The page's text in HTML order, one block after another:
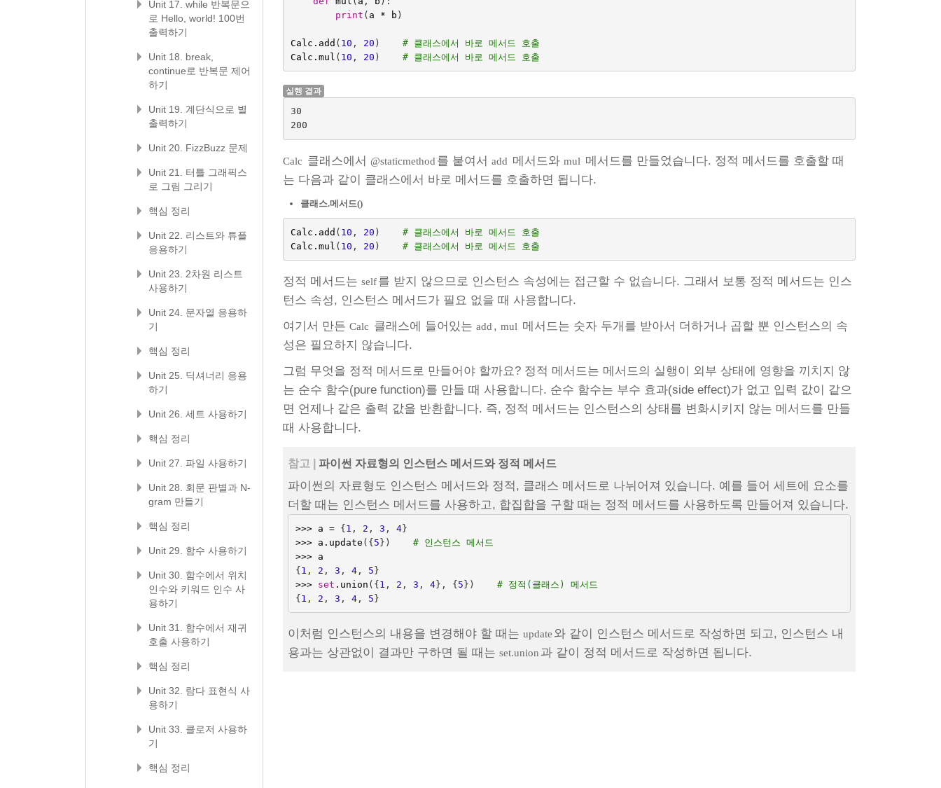
print ( a * b )
Calc . add ( 10 , 20 )
# 클래스에서 바로 메서드 호출
Calc . mul ( 10 , 20 ) # 클래스에서 바로 메서드 호출
실행 결과
30
Calc 클래스에서@staticmethod 를 붙여서add 메서드와mul 메서드를 만들었습니다. 정적 메서드를 호출할 때
는 다음과 같이 클래스에서 바로 메서드를 호출하면 됩니다.
클래스.메서드()
Calc . add ( 10 , 20 )
# 클래스에서 바로 메서드 호출
Calc . mul ( 10 , 20 ) # 클래스에서 바로 메서드 호출
정적 메서드는self를 받지 않으므로 인스턴스 속성에는 접근할 수 없습니다. 그래서 보통 정적 메서드는 인스
턴스 속성, 인스턴스 메서드가 필요 없을 때 사용합니다.
여기서 만든Calc 클래스에 들어있는add ,mul 메서드는 숫자 두개를 받아서 더하거나 곱할 뿐 인스턴스의 속
성은 필요하지 않습니다.
그럼 무엇을 정적 메서드로 만들어야 할까요? 정적 메서드는 메서드의 실행이 외부 상태에 영향을 끼치지 않
는 순수 함수(pure function)를 만들 때 사용합니다. 순수 함수는 부수 효과(side effect)가 없고 입력 값이 같으
면 언제나 같은 출력 값을 반환합니다. 즉, 정적 메서드는 인스턴스의 상태를 변화시키지 않는 메서드를 만들
때 사용합니다.
참고 | 파이썬 자료형의 인스턴스 메서드와 정적 메서드
파이썬의 자료형도 인스턴스 메서드와 정적, 클래스 메서드로 나뉘어져 있습니다. 예를 들어 세트에 요소를
더할 때는 인스턴스 메서드를 사용하고, 합집합을 구할 때는 정적 메서드를 사용하도록 만들어져 있습니다.
>>> a = { 1 , 2 , 3 , 4}
>>>
a . update ({ 5 })
# 인스턴스 메서드
>>>
a
{ 1 , 2 , 3 , 4, 5 }
>>>
set . union ({ 1 , 2 , 3 , 4}, { 5 })
# 정적(클래스) 메서드
{ 1 , 2 , 3 , 4, 5 }
이처럼 인스턴스의 내용을 변경해야 할 때는update 와 같이 인스턴스 메서드로 작성하면 되고, 인스턴스 내
용과는 상관없이 결과만 구하면 될 때는set.union 과 같이 정적 메서드로 작성하면 됩니다.
Unit 17. while 반복문으
로 Hello, world! 100번
출력하기
Unit 18. break,
continue로 반복문 제어
하기
Unit 19. 계단식으로 별
출력하기
Unit 20. FizzBuzz 문제
Unit 21. 터틀 그래픽스
로 그림 그리기
핵심 정리
Unit 22. 리스트와 튜플
응용하기
Unit 23. 2차원 리스트
사용하기
Unit 24. 문자열 응용하
기
핵심 정리
Unit 25. 딕셔너리 응용
하기
Unit 26. 세트 사용하기
핵심 정리
Unit 27. 파일 사용하기
Unit 28. 회문 판별과 N-
gram 만들기
핵심 정리
Unit 29. 함수 사용하기
Unit 30. 함수에서 위치
인수와 키워드 인수 사
용하기
Unit 31. 함수에서 재귀
호출 사용하기
핵심 정리
Unit 32. 람다 표현식 사
용하기
Unit 33. 클로저 사용하
기
핵심 정리